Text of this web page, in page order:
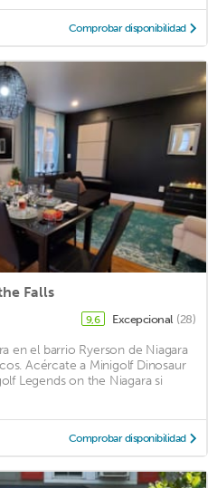
Comprobar disponibilidad
Falls
9,6 Excepcional (28)
en el barrio Ryerson de Niagara
Acércate a Minigolf Dinosaur
Legends on the Niagara si
Comprobar disponibilidad